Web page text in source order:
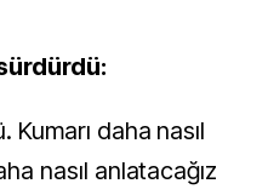
daha nasıl
nasıl anlatacağız